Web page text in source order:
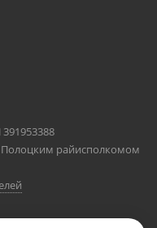
Полоцким райисполкомом